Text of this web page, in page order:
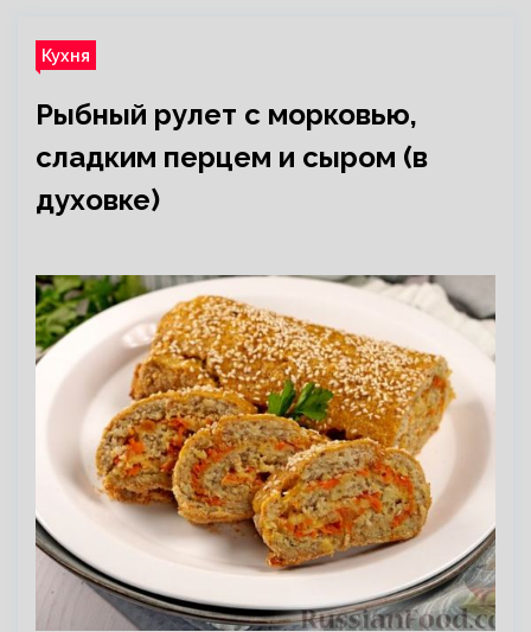
Кухня
Рыбный рулет с морковью,
сладким перцем и сыром (в
духовке)